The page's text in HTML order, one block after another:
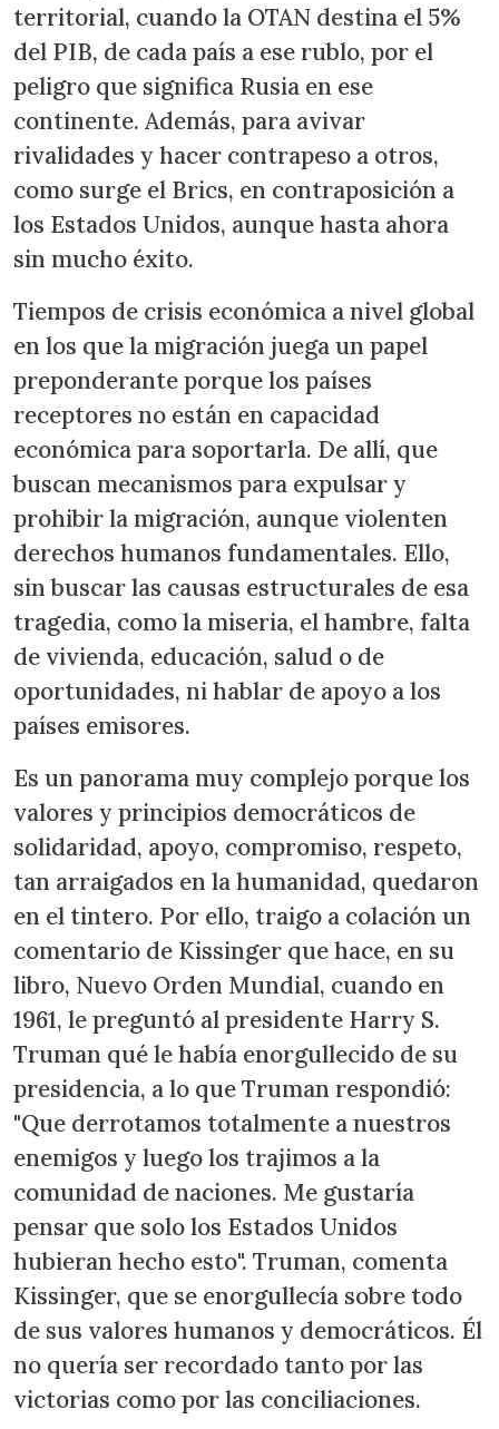
territorial, cuando la OTAN destina el 5%
del PIB, de cada país a ese rublo, por el
peligro que significa Rusia en ese
continente. Además, para avivar
rivalidades y hacer contrapeso a otros,
como surge el Brics, en contraposición a
los Estados Unidos, aunque hasta ahora
sin mucho éxito.
Tiempos de crisis económica a nivel global
en los que la migración juega un papel
preponderante porque los países
receptores no están en capacidad
económica para soportarla. De allí, que
buscan mecanismos para expulsar y
prohibir la migración, aunque violenten
derechos humanos fundamentales. Ello,
sin buscar las causas estructurales de esa
tragedia, como la miseria, el hambre, falta
de vivienda, educación, salud o de
oportunidades, ni hablar de apoyo a los
países emisores.
Es un panorama muy complejo porque los
valores y principios democráticos de
solidaridad, apoyo, compromiso, respeto,
tan arraigados en la humanidad, quedaron
en el tintero. Por ello, traigo a colación un
comentario de Kissinger que hace, en su
libro, Nuevo Orden Mundial, cuando en
1961, le preguntó al presidente Harry S.
Truman qué le había enorgullecido de su
presidencia, a lo que Truman respondió:
"Que derrotamos totalmente a nuestros
enemigos y luego los trajimos a la
comunidad de naciones. Me gustaría
pensar que solo los Estados Unidos
hubieran hecho esto". Truman, comenta
Kissinger, que se enorgullecía sobre todo
de sus valores humanos y democráticos. Él
no quería ser recordado tanto por las
victorias como por las conciliaciones.